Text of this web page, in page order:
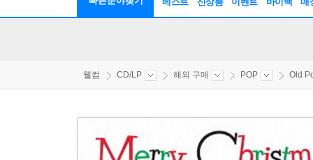
웰컴 CD/LP 해외 구매 POP Old